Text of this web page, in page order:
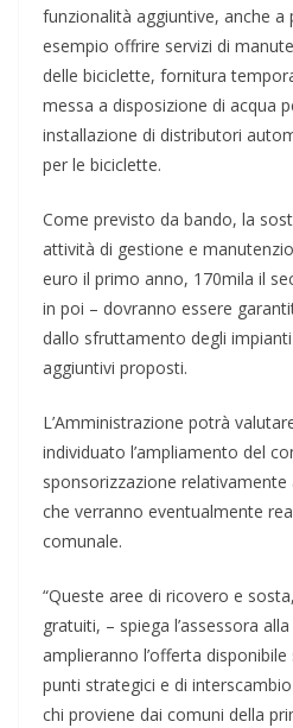
funzionalità aggiuntive, anche
esempio offrire servizi di
delle biciclette, fornitura
messa a disposizione di acqua
installazione di distributori
per le biciclette.
Come previsto da bando, la
attività di gestione e
euro il primo anno, 170mila il
in poi – dovranno essere
dallo sfruttamento degli
aggiuntivi proposti.
L’Amministrazione potrà
individuato l’ampliamento del
sponsorizzazione
che verranno eventualmente
comunale.
“Queste aree di ricovero e
gratuiti, – spiega l’assessora
amplieranno l’offerta
punti strategici e di
chi proviene dai comuni della